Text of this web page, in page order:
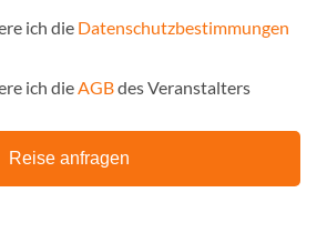
ich die Datenschutzbestimmungen
ich dieAGBdes Veranstalters
Reise anfragen